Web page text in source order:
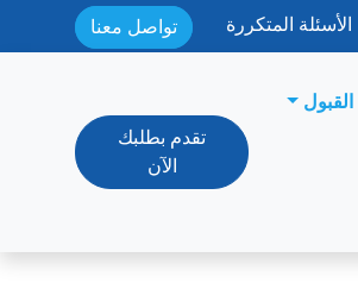
الأسئلة المتكررة تواصل معنا
القبول
تقدم بطلبك
الآن